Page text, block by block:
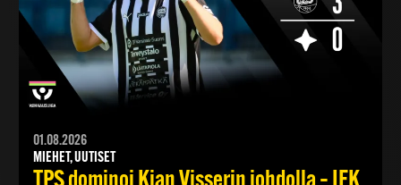
01.08.2026
MIEHET, UUTISET